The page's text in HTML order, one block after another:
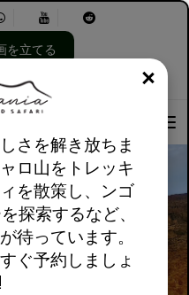
を立てる
いて
選
択
し
ま
す。
マンジャロ山
さを解き放ちま
ロ山をトレッキ
を散策し、ンゴ
探索するなど、
待っています。
ぐ予約しましょ
閉